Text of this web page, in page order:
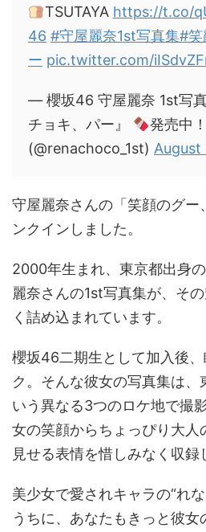
TSUTAYA https://t.co/
46 #守屋麗奈1st写真集#笑
ー pic.twitter.com/
— 櫻坂46 守屋麗奈 1st写真
チョキ、パー』
発売中
(@renachoco_1st) August
守屋麗奈さんの「笑顔のグー
ンクインしました。
2000年生まれ、東京都出身
麗奈さんの1st写真集が、そ
く詰め込まれています。
櫻坂46二期生として加入後
ク。そんな彼女の写真集は、
いう異なる3つのロケ地で撮
女の笑顔からちょっぴり大人
見せる表情を惜しみなく収録
美少女で愛されキャラの“れ
うちに、あなたもきっと彼女